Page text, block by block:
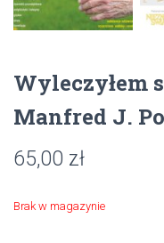
Wyleczyłem
Manfred J.
65,00 zł
Brak w magazynie